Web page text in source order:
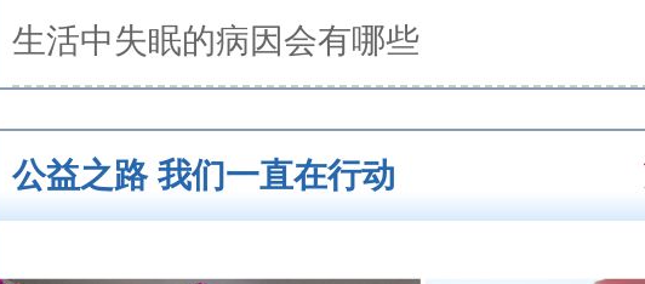
生活中失眠的病因会有哪些
公益之路 我们一直在行动